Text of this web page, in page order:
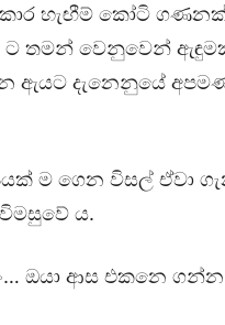
හැඟීම් කෝටි
ට තමන් වෙනුවෙන්
ඇයට දැනෙනුයේ
ම ගෙන විසල් ඒවා
ය.
ඔයා ආස එකනෙ ගන්න